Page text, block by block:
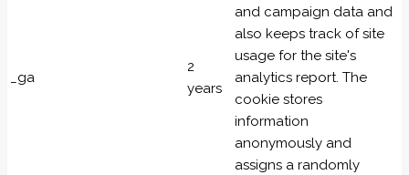
_ga
2
years
and campaign data and
also keeps track of site
usage for the site's
analytics report. The
cookie stores
information
anonymously and
assigns a randomly